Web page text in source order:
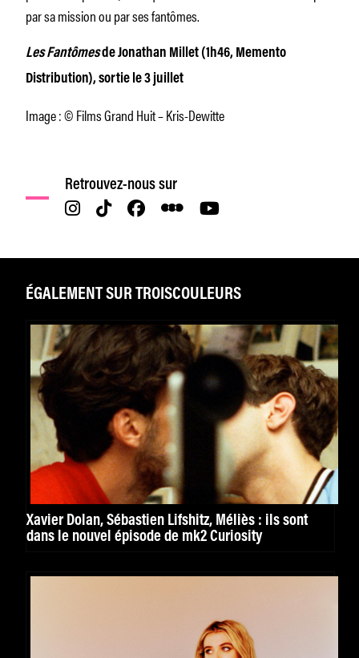
par sa mission ou par ses fantômes.
Les Fantômesde Jonathan Millet (1h46, Memento
Distribution), sortie le 3 juillet
Image : © Films Grand Huit – Kris-Dewitte
Retrouvez-nous sur
ÉGALEMENT SUR TROISCOULEURS
Xavier Dolan, Sébastien Lifshitz, Méliès : ils sont
dans le nouvel épisode de mk2 Curiosity